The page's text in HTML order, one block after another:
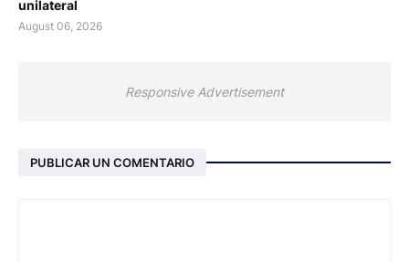
unilateral
August 06, 2026
Responsive Advertisement
PUBLICAR UN COMENTARIO